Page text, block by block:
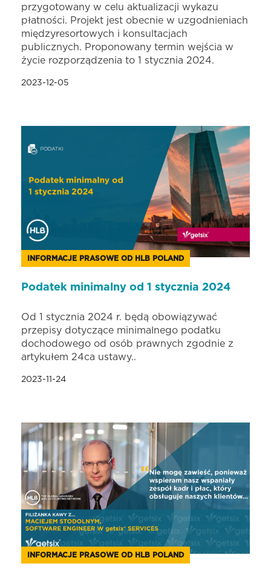
przygotowany w celu aktualizacji wykazu
płatności. Projekt jest obecnie w uzgodnieniach
międzyresortowych i konsultacjach
publicznych. Proponowany termin wejścia w
życie rozporządzenia to 1 stycznia 2024.
2023-12-05
INFORMACJE PRASOWE OD HLB POLAND
Podatek minimalny od 1 stycznia 2024
Od 1 stycznia 2024 r. będą obowiązywać
przepisy dotyczące minimalnego podatku
dochodowego od osób prawnych zgodnie z
artykułem 24ca ustawy..
2023-11-24
INFORMACJE PRASOWE OD HLB POLAND